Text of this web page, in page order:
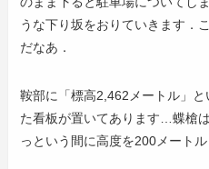
うな下り坂をおりていきます．
だなあ．
鞍部に「標高2,462メートル」
た看板が置いてあります…蝶槍
っという間に高度を200メート